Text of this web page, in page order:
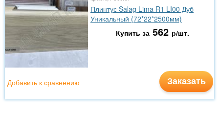
Плинтус Salag Lima R1 LI00 Дуб
Уникальный (72*22*2500мм)
Купить за 562 р/шт.
Заказать
Добавить к сравнению